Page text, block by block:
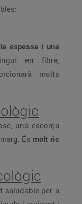
espessa i una
en fibra,
molts
una escorça
És molt ric
saludable per a